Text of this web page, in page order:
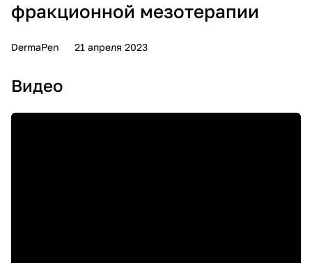
фракционной мезотерапии
DermaPen 21 апреля 2023
Видео